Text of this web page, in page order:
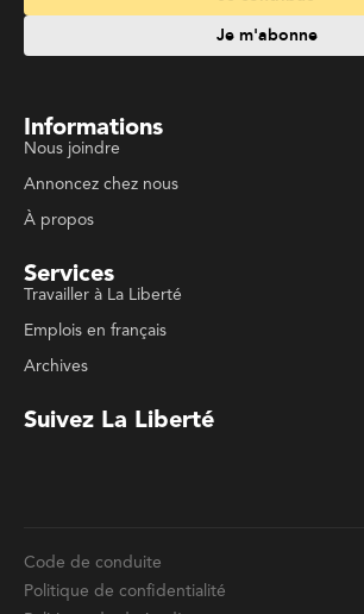
Informations
Services
Travailler à La Liberté
Emplois en français
Suivez La Liberté